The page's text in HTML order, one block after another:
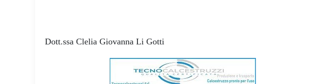
Dott.ssa Clelia Giovanna Li Gotti